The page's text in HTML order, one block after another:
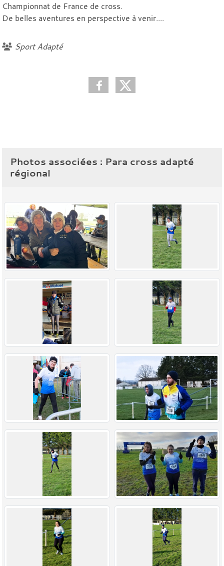
Championnat de France de cross.
De belles aventures en perspective à venir....
Sport Adapté
Photos associées : Para cross adapté
régional